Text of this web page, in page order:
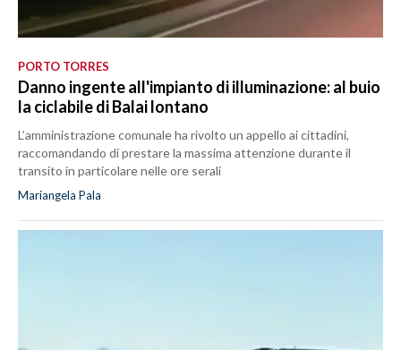
PORTO TORRES
Danno ingente all'impianto di illuminazione: al buio
la ciclabile di Balai lontano
L’amministrazione comunale ha rivolto un appello ai cittadini,
raccomandando di prestare la massima attenzione durante il
transito in particolare nelle ore serali
Mariangela Pala